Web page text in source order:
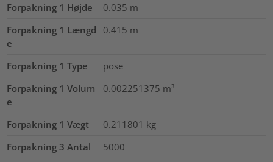
Forpakning 1 Højde 0.035 m
Forpakning 1 Længd
e
0.415 m
Forpakning 1 Type
pose
Forpakning 1 Volum
e
0.002251375 m³
Forpakning 1 Vægt 0.211801 kg
Forpakning 3 Antal
5000